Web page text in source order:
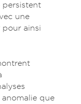
persistent
une
pour ainsi
que